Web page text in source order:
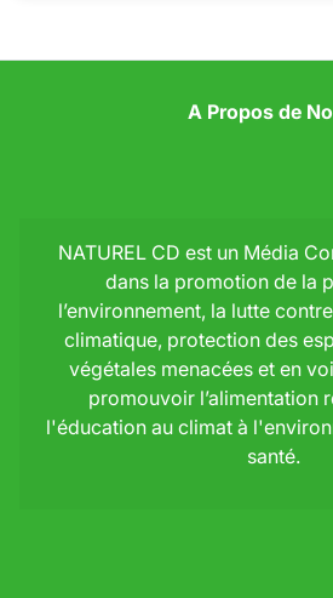
A Propos de
NATUREL CD est un Média
dans la promotion de la
l’environnement, la lutte
climatique, protection des
végétales menacées et en
promouvoir l’alimentation
l'éducation au climat à
santé.